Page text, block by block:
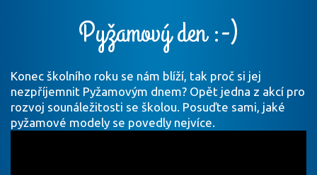
Pyžamový den :-)
Konec školního roku se nám blíží, tak proč si jej
nezpříjemnit Pyžamovým dnem? Opět jedna z akcí pro
rozvoj sounáležitosti se školou. Posuďte sami, jaké
pyžamové modely se povedly nejvíce.